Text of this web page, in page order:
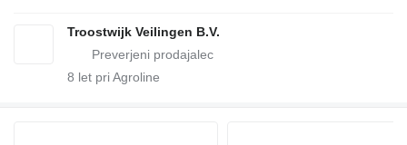
Troostwijk Veilingen B.V.
8 let pri Agroline